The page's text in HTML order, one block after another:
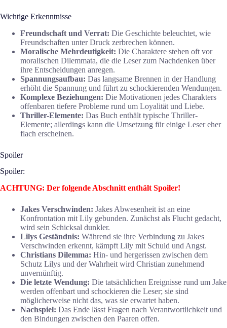
Wichtige Erkenntnisse
Freundschaft und Verrat: Die Geschichte beleuchtet, wie
Freundschaften unter Druck zerbrechen können.
Moralische Mehrdeutigkeit: Die Charaktere stehen oft vor
moralischen Dilemmata, die die Leser zum Nachdenken über
ihre Entscheidungen anregen.
Spannungsaufbau: Das langsame Brennen in der Handlung
erhöht die Spannung und führt zu schockierenden Wendungen.
Komplexe Beziehungen: Die Motivationen jedes Charakters
offenbaren tiefere Probleme rund um Loyalität und Liebe.
Thriller-Elemente: Das Buch enthält typische Thriller-
Elemente; allerdings kann die Umsetzung für einige Leser eher
flach erscheinen.
Spoiler
Spoiler:
ACHTUNG: Der folgende Abschnitt enthält Spoiler!
Jakes Verschwinden: Jakes Abwesenheit ist an eine
Konfrontation mit Lily gebunden. Zunächst als Flucht gedacht,
wird sein Schicksal dunkler.
Lilys Geständnis: Während sie ihre Verbindung zu Jakes
Verschwinden erkennt, kämpft Lily mit Schuld und Angst.
Christians Dilemma: Hin- und hergerissen zwischen dem
Schutz Lilys und der Wahrheit wird Christian zunehmend
unvernünftig.
Die letzte Wendung: Die tatsächlichen Ereignisse rund um Jake
werden offenbart und schockieren die Leser; sie sind
möglicherweise nicht das, was sie erwartet haben.
Nachspiel: Das Ende lässt Fragen nach Verantwortlichkeit und
den Bindungen zwischen den Paaren offen.